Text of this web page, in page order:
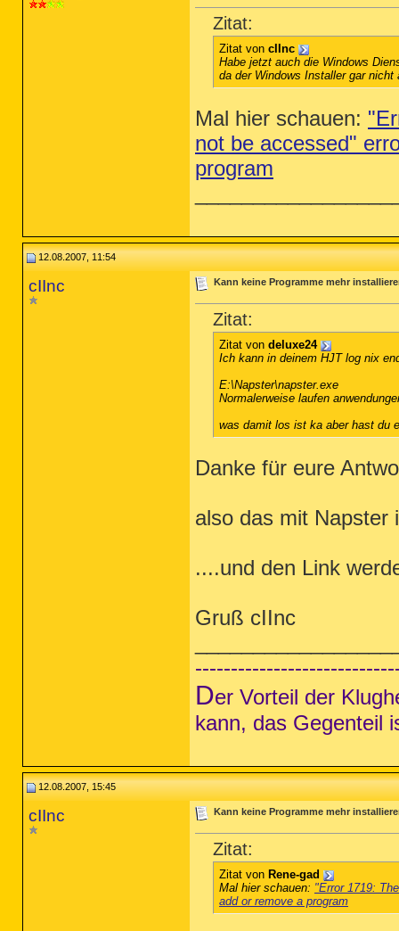
Zitat:
Zitat von cIInc
Habe jetzt auch die Windows
da der Windows Installer gar nicht
Mal hier schauen:
not be accessed"
program
12.08.2007, 11:54
cIInc Kann keine Programme mehr
Zitat:
Zitat von deluxe24
Ich kann in deinem HJT log nix
E:\Napster\napster.exe
Normalerweise laufen
was damit los ist ka aber hast du
Danke für eure
also das mit
....und den Link
Gruß cIInc
Der Vorteil der
kann, das Gegenteil
12.08.2007, 15:45
cIInc Kann keine Programme mehr
Zitat:
Zitat von Rene-gad
Mal hier schauen: "Error 1719:
add or remove a program